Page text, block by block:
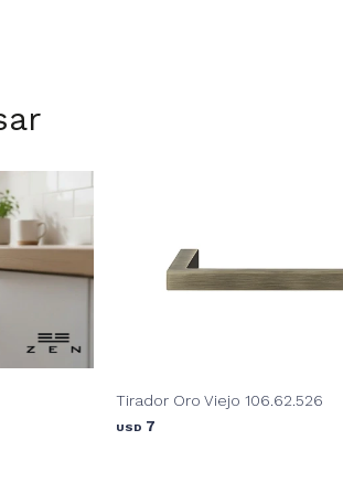
Tirador Oro Viejo 106.62.526
USD 7